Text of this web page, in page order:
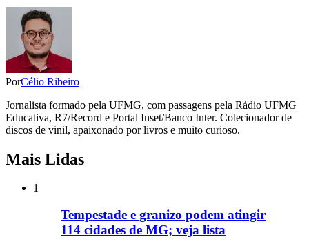
PorCélio Ribeiro
Jornalista formado pela UFMG, com passagens pela Rádio UFMG
Educativa, R7/Record e Portal Inset/Banco Inter. Colecionador de
discos de vinil, apaixonado por livros e muito curioso.
Mais Lidas
1
Tempestade e granizo podem atingir
114 cidades de MG; veja lista